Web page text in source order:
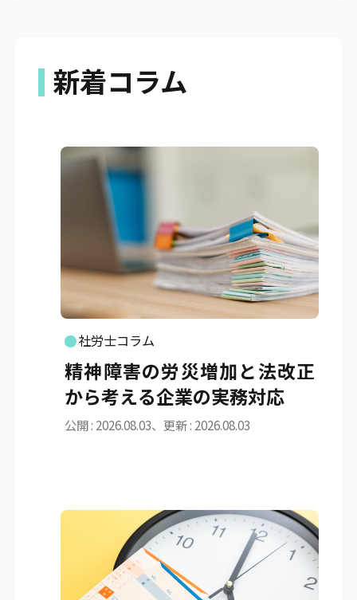
新着コラム
社労士コラム
精神障害の労災増加と法改正
から考える企業の実務対応
公開 : 2026.08.03、更新 : 2026.08.03